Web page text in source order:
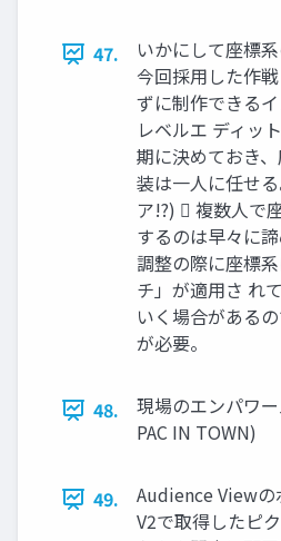
47.
いかにして座標
今回採用した作
ずに制作できる
レベルエ ディッ
期に決めておき
装は一人に任せ
ア!?)  複数人で
するのは早々に
調整の際に座標
チ」が適用さ れ
いく場合がある
が必要。
48.
現場のエンパワ
PAC IN TOWN)
49.
Audience View
V2で取得したピ